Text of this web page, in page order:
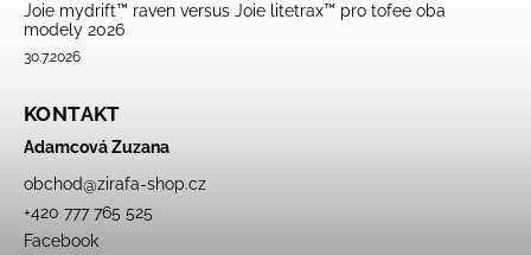
Joie mydrift™ raven versus Joie litetrax™ pro tofee oba
modely 2026
30.7.2026
KONTAKT
Adamcová Zuzana
obchod@zirafa-shop.cz
+420 777 765 525
Facebook